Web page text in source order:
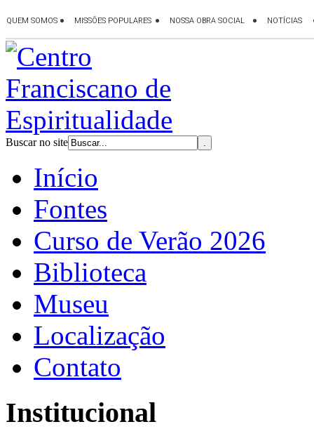
Buscar no site
Início
Fontes
Curso de Verão 2026
Biblioteca
Museu
Localização
Contato
Institucional